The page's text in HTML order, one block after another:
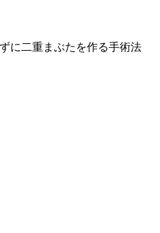
に二重まぶたを作る手術法